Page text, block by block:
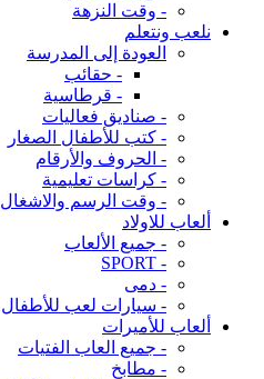
- وقت النزهة
نلعب ونتعلم
العودة إلى المدرسة
- حقائب
- قرطاسية
- صناديق فعاليات
- كتب للأطفال الصغار
- الحروف والأرقام
- كراسات تعليمية
- وقت الرسم والاشغال
ألعاب للاولاد
- جميع الألعاب
- SPORT
- دمى
- سيارات لعب للأطفال
ألعاب للأميرات
- جميع العاب الفتيات
- مطابخ